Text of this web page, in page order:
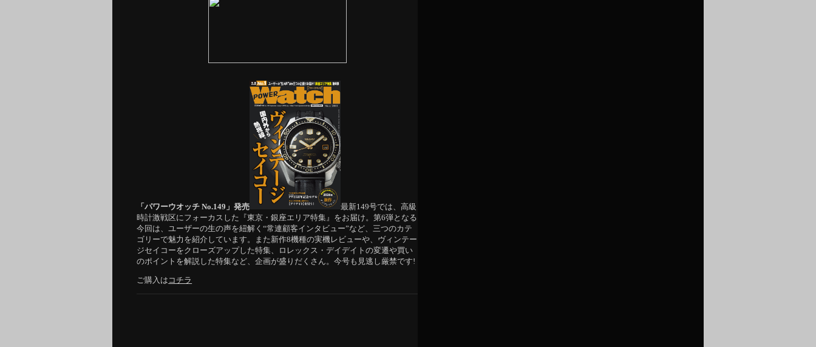
「パワーウオッチ No.149」発売
最新149号では、高級
時計激戦区にフォーカスした『東京・銀座エリア特集』をお届け。第6弾となる
今回は、ユーザーの生の声を紐解く“常連顧客インタビュー”など、三つのカテ
ゴリーで魅力を紹介しています。また新作8機種の実機レビューや、ヴィンテー
ジセイコーをクローズアップした特集、ロレックス・デイデイトの変遷や買い
のポイントを解説した特集など、企画が盛りだくさん。今号も見逃し厳禁です!
ご購入は コチラ